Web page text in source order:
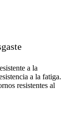
a la
a la fatiga.
resistentes al